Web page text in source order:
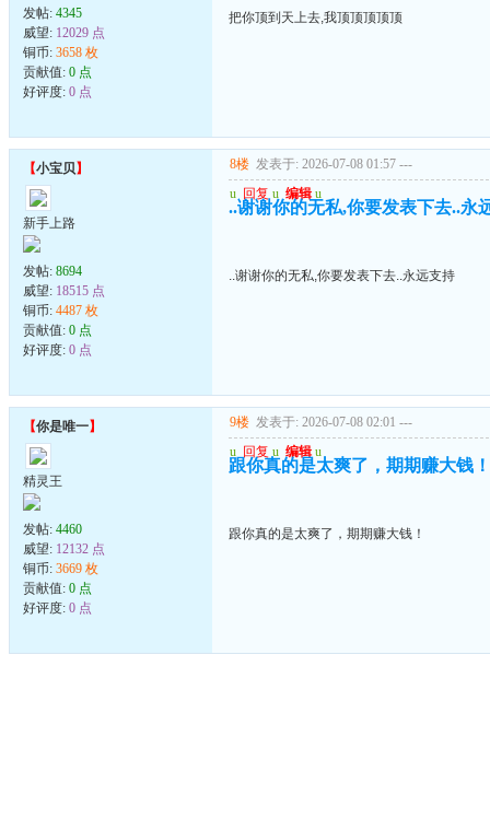
发帖: 4345
威望: 12029 点
铜币: 3658 枚
贡献值: 0 点
好评度: 0 点
把你顶到天上去,我顶顶顶顶顶
【小宝贝】
新手上路
发帖: 8694
威望: 18515 点
铜币: 4487 枚
贡献值: 0 点
好评度: 0 点
8楼 发表于: 2026-07-08 01:57 ---
u 回复 u 编辑 u
..谢谢你的无私,你要发表下去..永
..谢谢你的无私,你要发表下去..永远支持
【你是唯一】
精灵王
发帖: 4460
威望: 12132 点
铜币: 3669 枚
贡献值: 0 点
好评度: 0 点
9楼 发表于: 2026-07-08 02:01 ---
u 回复 u 编辑 u
跟你真的是太爽了，期期赚大钱！
跟你真的是太爽了，期期赚大钱！